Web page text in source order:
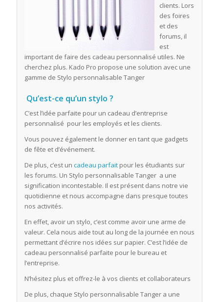
clients. Lors
des foires
et des
forums, il
est
important de faire des cadeau personnalisé utiles. Ne
cherchez plus. Kado Pro propose une solution avec une
gamme de Stylo personnalisable Tanger
Qu’est-ce qu’un stylo ?
C’est l’idée parfaite pour un cadeau d’entreprise
personnalisé pour les employés et les clients.
Vous pouvez également le donner en tant que gadgets
de fête et d’événement.
De plus, c’est un cadeau parfaitpour les étudiants sur
les forums. Un Stylo personnalisable Tanger a une
signification incontestable. Il est présent dans notre vie
quotidienne et nous accompagne dans presque toutes
nos activités.
En effet, avoir un stylo, c’est comme avoir une arme de
valeur. Cela nous aide tout au long de la journée en nous
permettant d’écrire nos idées sur papier. C’est l’idée de
cadeau personnalisé parfaite pour le bureau et
l’entreprise.
N’hésitez plus et offrez-le à vos clients et collaborateurs
De plus, chaque Stylo personnalisable Tanger a une